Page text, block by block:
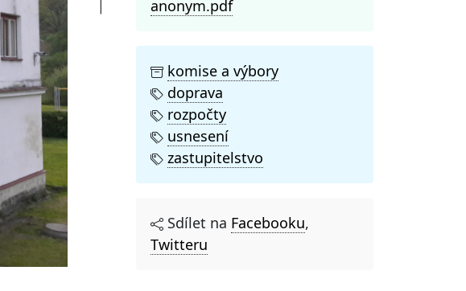
anonym.pdf
komise a výbory
doprava
rozpočty
usnesení
zastupitelstvo
Sdílet na Facebooku,
Twitteru